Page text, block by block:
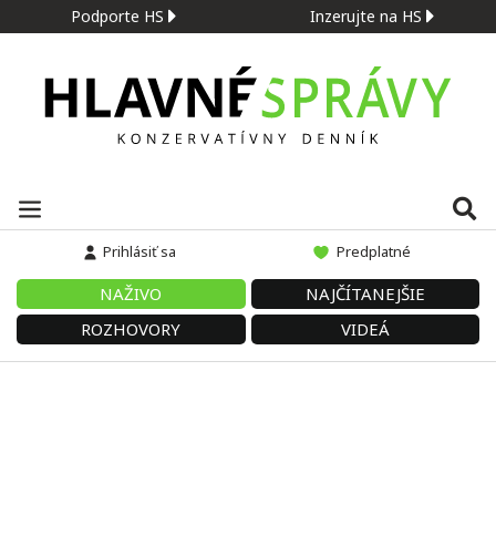
Podporte HS Inzerujte na HS
Prihlásiť sa Predplatné
NAŽIVO
NAJČÍTANEJŠIE
ROZHOVORY
VIDEÁ